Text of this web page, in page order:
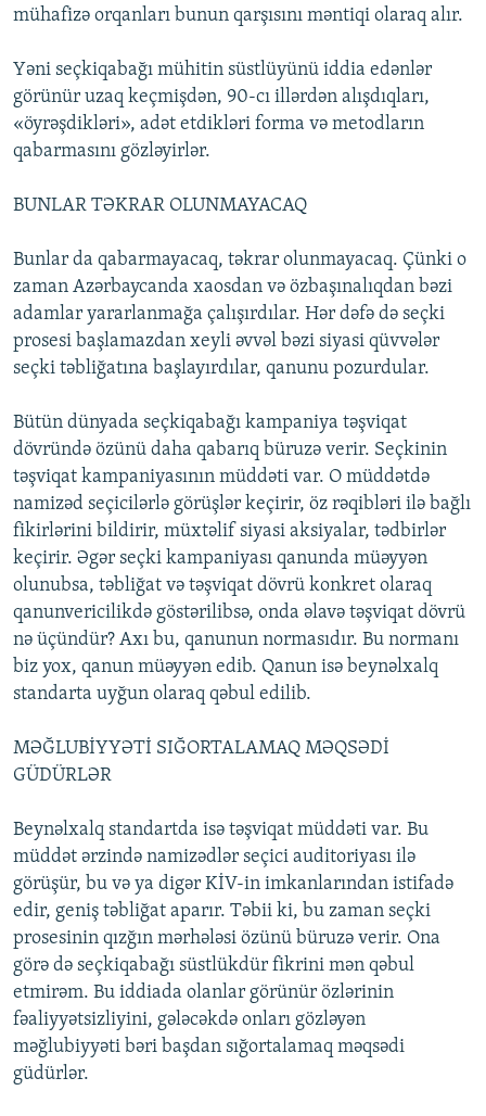
mühafizə orqanları bunun qarşısını məntiqi olaraq alır.
Yəni seçkiqabağı mühitin süstlüyünü iddia edənlər
görünür uzaq keçmişdən, 90-cı illərdən alışdıqları,
«öyrəşdikləri», adət etdikləri forma və metodların
qabarmasını gözləyirlər.
BUNLAR TƏKRAR OLUNMAYACAQ
Bunlar da qabarmayacaq, təkrar olunmayacaq. Çünki o
zaman Azərbaycanda xaosdan və özbaşınalıqdan bəzi
adamlar yararlanmağa çalışırdılar. Hər dəfə də seçki
prosesi başlamazdan xeyli əvvəl bəzi siyasi qüvvələr
seçki təbliğatına başlayırdılar, qanunu pozurdular.
Bütün dünyada seçkiqabağı kampaniya təşviqat
dövründə özünü daha qabarıq büruzə verir. Seçkinin
təşviqat kampaniyasının müddəti var. O müddətdə
namizəd seçicilərlə görüşlər keçirir, öz rəqibləri ilə bağlı
fikirlərini bildirir, müxtəlif siyasi aksiyalar, tədbirlər
keçirir. Əgər seçki kampaniyası qanunda müəyyən
olunubsa, təbliğat və təşviqat dövrü konkret olaraq
qanunvericilikdə göstərilibsə, onda əlavə təşviqat dövrü
nə üçündür? Axı bu, qanunun normasıdır. Bu normanı
biz yox, qanun müəyyən edib. Qanun isə beynəlxalq
standarta uyğun olaraq qəbul edilib.
MƏĞLUBİYYƏTİ SIĞORTALAMAQ MƏQSƏDİ
GÜDÜRLƏR
Beynəlxalq standartda isə təşviqat müddəti var. Bu
müddət ərzində namizədlər seçici auditoriyası ilə
görüşür, bu və ya digər KİV-in imkanlarından istifadə
edir, geniş təbliğat aparır. Təbii ki, bu zaman seçki
prosesinin qızğın mərhələsi özünü büruzə verir. Ona
görə də seçkiqabağı süstlükdür fikrini mən qəbul
etmirəm. Bu iddiada olanlar görünür özlərinin
fəaliyyətsizliyini, gələcəkdə onları gözləyən
məğlubiyyəti bəri başdan sığortalamaq məqsədi
güdürlər.